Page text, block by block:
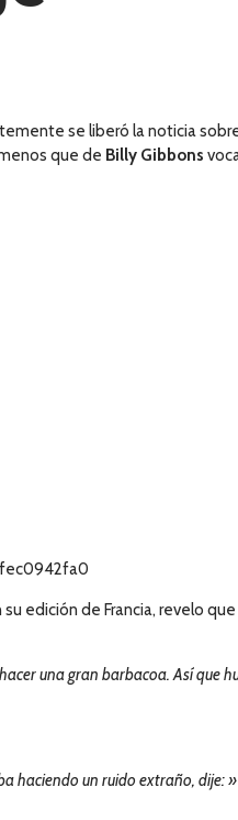
se liberó la noticia
que de Billy Gibbons
su edición de Francia, revelo
una gran barbacoa. Así que
un ruido extraño, dije: »